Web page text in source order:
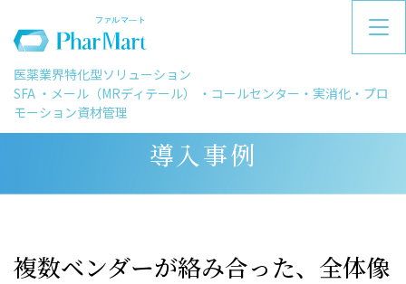
医薬業界特化型ソリューション
SFA ・メール（MRディテール） ・コールセンター・実消化・プロ
モーション資材管理
導入事例
複数ベンダーが絡み合った、全体像